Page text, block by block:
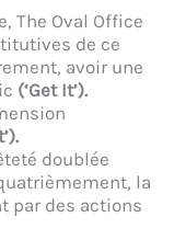
The Oval Office
de ce
avoir une
(‘Get It’).
doublée
la
par des actions